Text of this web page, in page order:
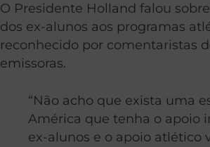
O Presidente Holland falou
dos ex-alunos aos programas
reconhecido por comentaristas
emissoras.
“Não acho que exista uma
América que tenha o apoio
ex-alunos e o apoio atlético